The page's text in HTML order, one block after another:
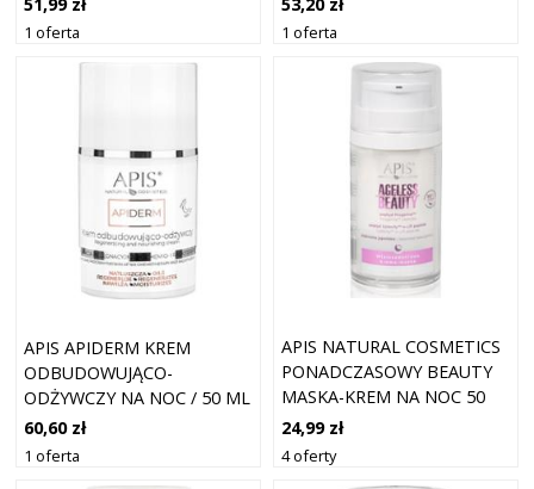
RADIOTERAPII 50 ML
1 oferta
PREBIOTYKAMI 50 ML
53,20 zł
1 oferta
APIS APIDERM KREM
ODBUDOWUJĄCO-
ODŻYWCZY NA NOC / 50 ML
KREMY DO TWARZY
DAMSKI
60,60 zł
1 oferta
APIS NATURAL COSMETICS
PONADCZASOWY BEAUTY
MASKA-KREM NA NOC 50
ML
24,99 zł
4 oferty